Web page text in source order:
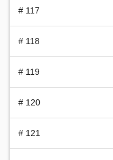
# 117
# 118
# 119
# 120
# 121